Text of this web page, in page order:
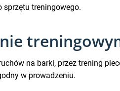
sprzętu treningowego.
na barki, przez trening
w prowadzeniu.